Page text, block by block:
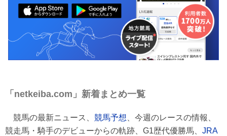
「netkeiba.com」新着まとめ一覧
競馬の最新ニュース、 競馬予想 、今週のレースの情報、
競走馬・騎手のデビューからの軌跡、G1歴代優勝馬、 JRA